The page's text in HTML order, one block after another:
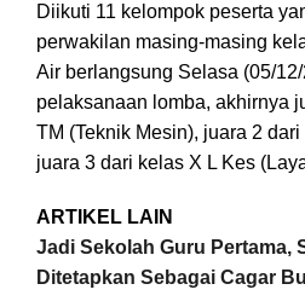
Diikuti 11 kelompok peserta
perwakilan masing-masing
Air berlangsung Selasa (05/
pelaksanaan lomba, akhirnya
TM (Teknik Mesin), juara 2
juara 3 dari kelas X L Kes
ARTIKEL LAIN
Jadi Sekolah Guru Pertama,
Ditetapkan Sebagai Cagar